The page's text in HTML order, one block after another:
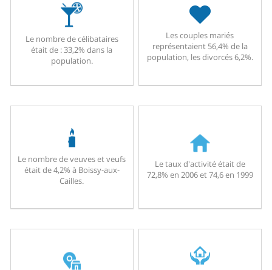
Le nombre de célibataires
était de : 33,2% dans la
population.
Les couples mariés
représentaient 56,4% de la
population, les divorcés 6,2%.
Le nombre de veuves et veufs
était de 4,2% à Boissy-aux-
Cailles.
Le taux d'activité était de
72,8% en 2006 et 74,6 en 1999